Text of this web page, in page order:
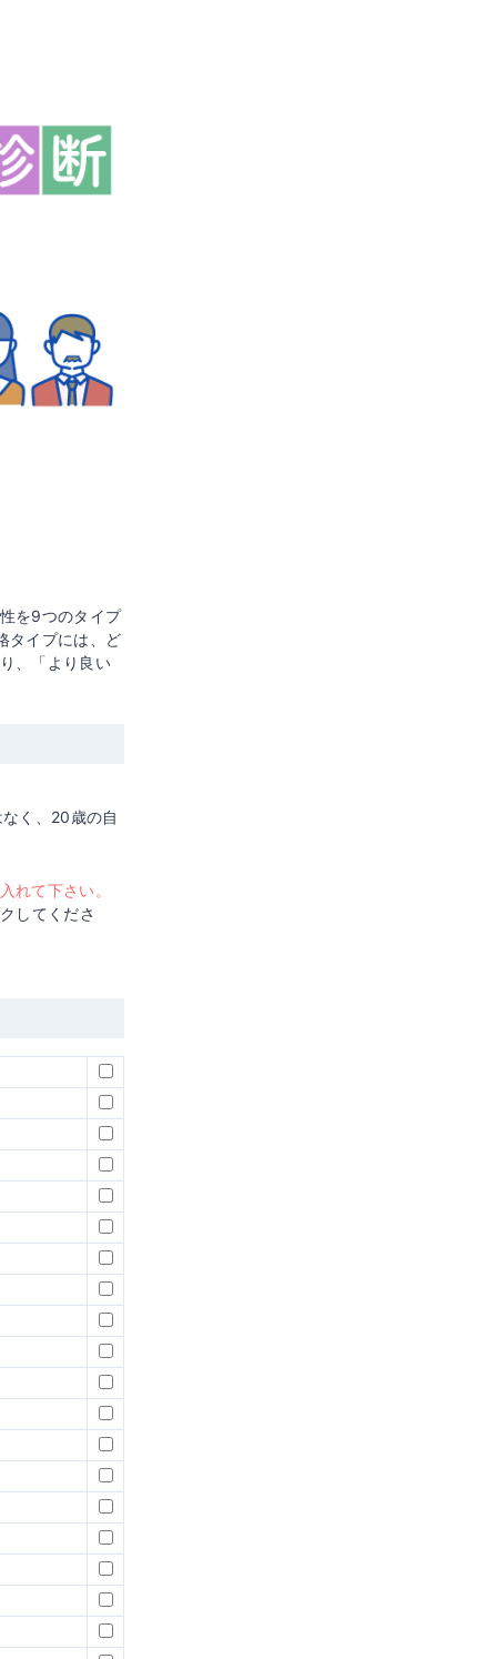
を9つのタイプ
タイプには、ど
、「より良い
く、20歳の自
れて下さい。
してくださ